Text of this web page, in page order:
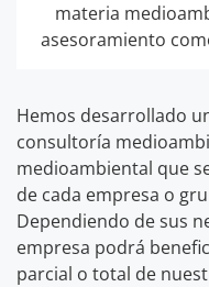
materia
asesoramiento
Hemos desarrollado
consultoría
medioambiental que
de cada empresa o
Dependiendo de sus
empresa podrá
parcial o total de